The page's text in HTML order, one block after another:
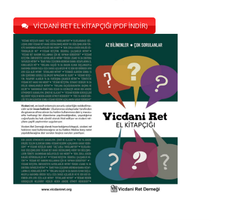
VİCDANİ RET EL KİTAPÇIĞI (PDF İNDİR)